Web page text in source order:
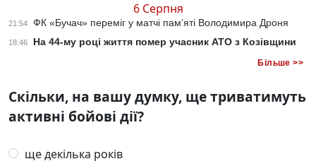
6 Серпня
21:54 ФК «Бучач» переміг у матчі пам’яті Володимира Дроня
18:46 На 44-му році життя помер учасник АТО з Козівщини
Більше >>
Скільки, на вашу думку, ще триватимуть
активні бойові дії?
ще декілька років